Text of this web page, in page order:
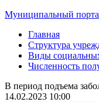
Муниципальный
Главная
Структура
Виды
Численность
В период подъема
14.02.2023 10:00